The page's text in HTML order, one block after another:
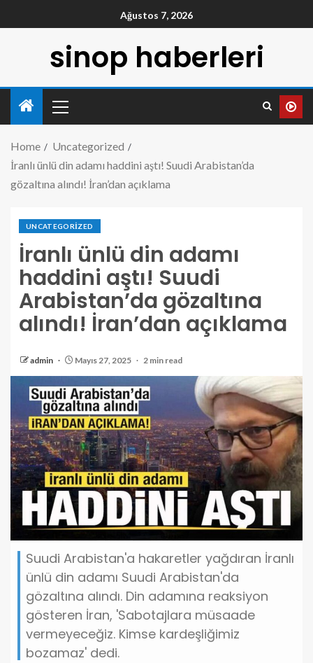
Ağustos 7, 2026
sinop haberleri
Home
Uncategorized
İranlı ünlü din adamı haddini aştı! Suudi Arabistan’da
gözaltına alındı! İran’dan açıklama
UNCATEGORIZED
İranlı ünlü din adamı
haddini aştı! Suudi
Arabistan’da gözaltına
alındı! İran’dan açıklama
admin Mayıs 27, 2025 2 min read
Suudi Arabistan'a hakaretler yağdıran İranlı
ünlü din adamı Suudi Arabistan'da
gözaltına alındı. Din adamına reaksiyon
gösteren İran, 'Sabotajlara müsaade
vermeyeceğiz. Kimse kardeşliğimiz
bozamaz' dedi.